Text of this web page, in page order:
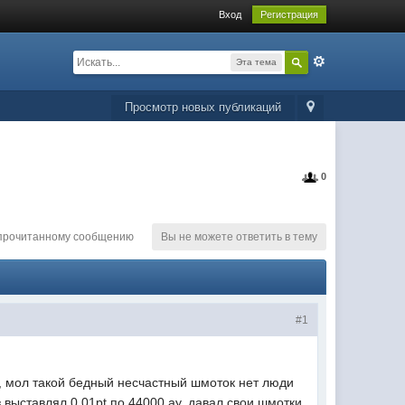
Вход Регистрация
Эта тема
Просмотр новых публикаций
0
Вы не можете ответить в тему
сообщению
#1
такой бедный несчастный шмоток нет люди